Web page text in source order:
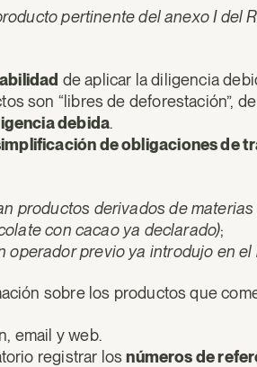
pertinente del anexo I del
de aplicar la diligencia
son “libres de deforestación”,
debida.
de obligaciones de
productos derivados de
con cacao ya declarado);
previo ya introdujo en el
sobre los productos que
email y web.
registrar losnúmeros de